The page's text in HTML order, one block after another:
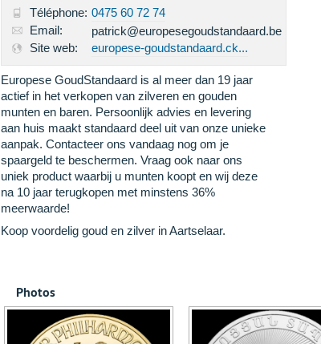
Téléphone: 0475 60 72 74
Email:
patrick@europesegoudstandaard.be
Site web:
europese-goudstandaard.ck...
Europese GoudStandaard is al meer dan 19 jaar
actief in het verkopen van zilveren en gouden
munten en baren. Persoonlijk advies en levering
aan huis maakt standaard deel uit van onze unieke
aanpak. Contacteer ons vandaag nog om je
spaargeld te beschermen. Vraag ook naar ons
uniek product waarbij u munten koopt en wij deze
na 10 jaar terugkopen met minstens 36%
meerwaarde!
Koop voordelig goud en zilver in Aartselaar.
Photos